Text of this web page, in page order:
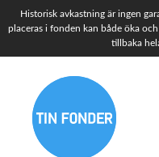
Historisk avkastning är ingen
placeras i fonden kan både öka
tillbaka